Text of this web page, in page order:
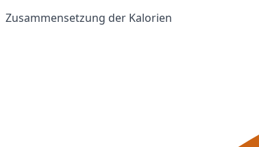
Zusammensetzung der Kalorien